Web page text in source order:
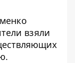
взяли